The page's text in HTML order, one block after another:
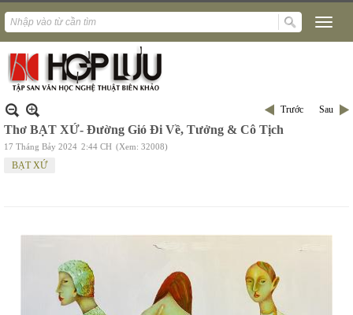
Trước Sau
Thơ BẠT XỨ- Đường Gió Đi Về, Tưởng & Cô Tịch
17 Tháng Bảy 2024 2:44 CH (Xem: 32008)
BẠT XỨ